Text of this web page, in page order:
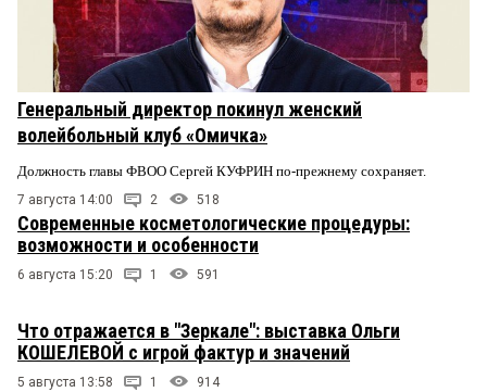
Генеральный директор покинул женский
волейбольный клуб «Омичка»
Должность главы ФВОО Сергей КУФРИН по-прежнему сохраняет.
7 августа 14:00 2 518
Современные косметологические процедуры:
возможности и особенности
6 августа 15:20 1 591
Что отражается в "Зеркале": выставка Ольги
КОШЕЛЕВОЙ с игрой фактур и значений
5 августа 13:58 1 914